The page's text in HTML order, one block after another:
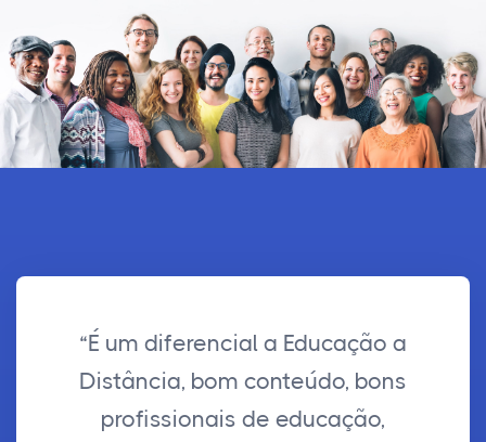
“É um diferencial a Educação a
Distância, bom conteúdo, bons
profissionais de educação,